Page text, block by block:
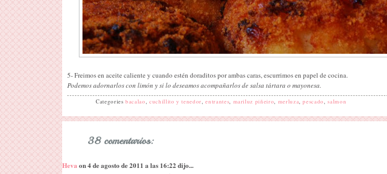
5- Freimos en aceite caliente y cuando estén doraditos por ambas caras, escurrimos en papel de cocina.
Podemos adornarlos con limón y si lo deseamos acompañarlos de salsa tártara o mayonesa.
Categoriesbacalao ,cuchillito y tenedor ,entrantes mariluz piñeiro merluza ,pescado ,salmon
38 comentarios:
Heva on 4 de agosto de 2011 a las 16:22 dijo...